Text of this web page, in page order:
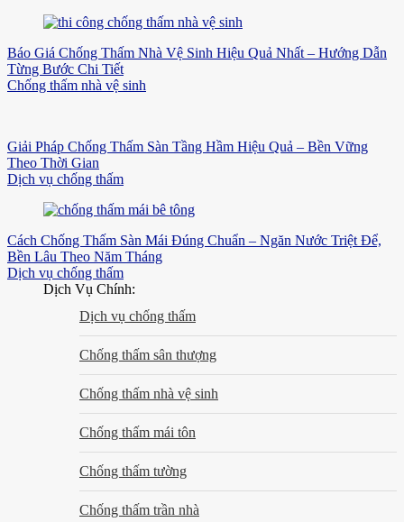
Báo Giá Chống Thấm Nhà Vệ Sinh Hiệu Quả Nhất – Hướng Dẫn
Từng Bước Chi Tiết
Chống thấm nhà vệ sinh
Giải Pháp Chống Thấm Sàn Tầng Hầm Hiệu Quả – Bền Vững
Theo Thời Gian
Dịch vụ chống thấm
Cách Chống Thấm Sàn Mái Đúng Chuẩn – Ngăn Nước Triệt Để,
Bền Lâu Theo Năm Tháng
Dịch vụ chống thấm
Dịch Vụ Chính:
Dịch vụ chống thấm
Chống thấm sân thượng
Chống thấm nhà vệ sinh
Chống thấm mái tôn
Chống thấm tường
Chống thấm trần nhà